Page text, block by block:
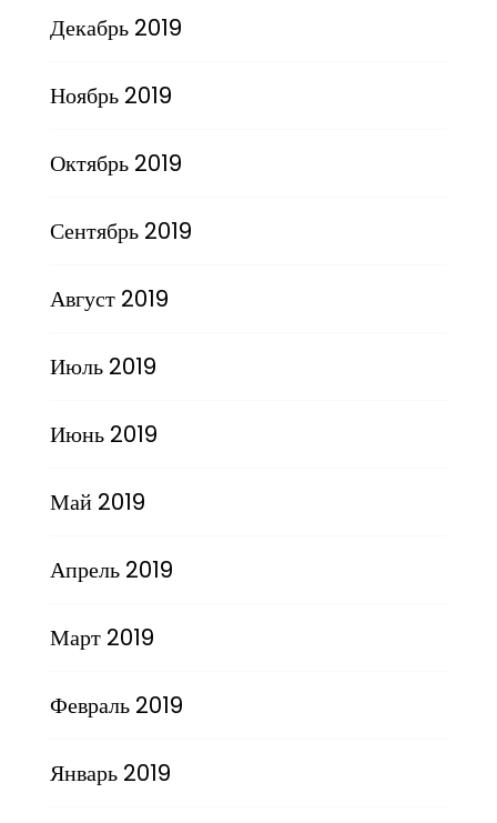
Декабрь 2019
Ноябрь 2019
Октябрь 2019
Сентябрь 2019
Август 2019
Июль 2019
Июнь 2019
Май 2019
Апрель 2019
Март 2019
Февраль 2019
Январь 2019